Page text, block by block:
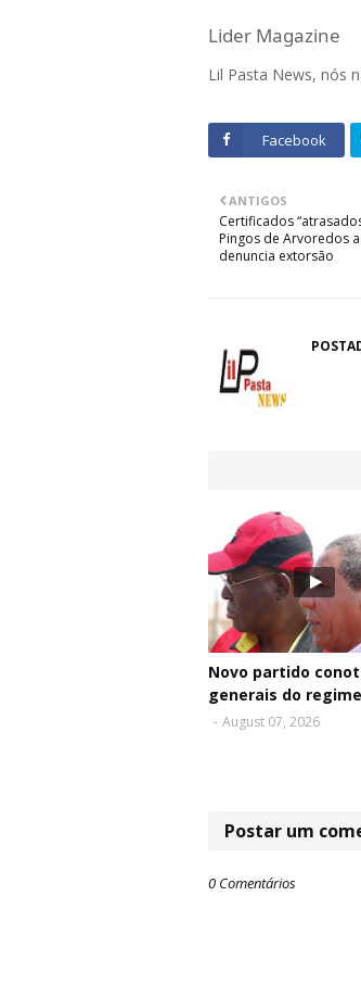
Lider Magazine
Lil Pasta News, nós
Facebook
ANTIGOS
Certificados
Pingos de Arvoredos
denuncia extorsão
Novo partido
generais do regime
- August 07, 2026
Postar um
0 Comentários